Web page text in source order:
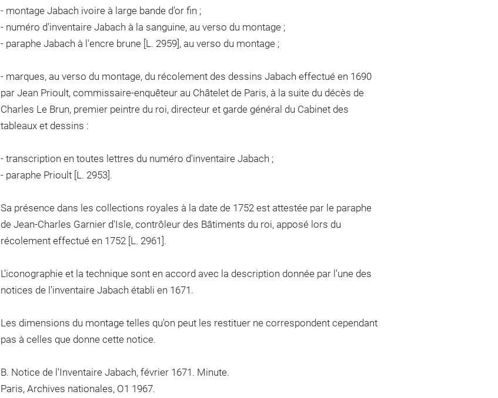
- montage Jabach ivoire à large bande d'or fin ;
- numéro d'inventaire Jabach à la sanguine, au verso du montage ;
- paraphe Jabach à l'encre brune [L. 2959], au verso du montage ;
- marques, au verso du montage, du récolement des dessins Jabach effectué en 1690
par Jean Prioult, commissaire-enquêteur au Châtelet de Paris, à la suite du décès de
Charles Le Brun, premier peintre du roi, directeur et garde général du Cabinet des
tableaux et dessins :
- transcription en toutes lettres du numéro d'inventaire Jabach ;
- paraphe Prioult [L. 2953].
Sa présence dans les collections royales à la date de 1752 est attestée par le paraphe
de Jean-Charles Garnier d'Isle, contrôleur des Bâtiments du roi, apposé lors du
récolement effectué en 1752 [L. 2961].
L'iconographie et la technique sont en accord avec la description donnée par l'une des
notices de l'inventaire Jabach établi en 1671.
Les dimensions du montage telles qu'on peut les restituer ne correspondent cependant
pas à celles que donne cette notice.
B. Notice de l'Inventaire Jabach, février 1671. Minute.
Paris, Archives nationales, O1 1967.